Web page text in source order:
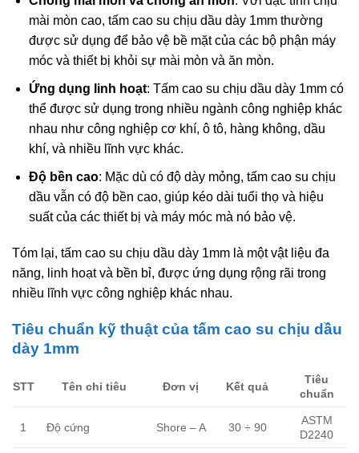
mài mòn cao, tấm cao su chịu dầu dày 1mm thường
được sử dụng để bảo vệ bề mặt của các bộ phận máy
móc và thiết bị khỏi sự mài mòn và ăn mòn.
Ứng dụng linh hoạt: Tấm cao su chịu dầu dày 1mm có
thể được sử dụng trong nhiều ngành công nghiệp khác
nhau như công nghiệp cơ khí, ô tô, hàng không, dầu
khí, và nhiều lĩnh vực khác.
Độ bền cao: Mặc dù có độ dày mỏng, tấm cao su chịu
dầu vẫn có độ bền cao, giúp kéo dài tuổi thọ và hiệu
suất của các thiết bị và máy móc mà nó bảo vệ.
Tóm lại, tấm cao su chịu dầu dày 1mm là một vật liệu đa
năng, linh hoạt và bền bỉ, được ứng dụng rộng rãi trong
nhiều lĩnh vực công nghiệp khác nhau.
Tiêu chuẩn kỹ thuật của tấm cao su chịu dầu
dày 1mm
STT Tên chỉ tiêu Đơn vị Kết quả
Tiêu
chuẩn
1 Độ cứng Shore – A 30 ÷ 90
ASTM
D2240